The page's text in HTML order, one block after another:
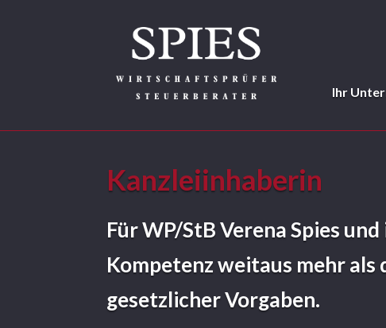
Ihr
Kanzleiinhaberin
Für WP/StB Verena Spies
Kompetenz weitaus mehr als
gesetzlicher Vorgaben.